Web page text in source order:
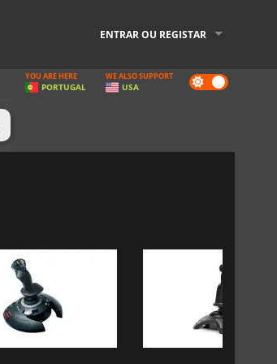
ENTRAR OU REGISTAR
Dark
mode
YOU ARE HERE
PORTUGAL
WE ALSO SUPPORT
USA